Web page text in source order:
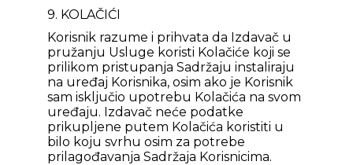
9. KOLAČIĆI
Korisnik razume i prihvata da Izdavač u
pružanju Usluge koristi Kolačiće koji se
prilikom pristupanja Sadržaju instaliraju
na uređaj Korisnika, osim ako je Korisnik
sam isključio upotrebu Kolačića na svom
uređaju. Izdavač neće podatke
prikupljene putem Kolačića koristiti u
bilo koju svrhu osim za potrebe
prilagođavanja Sadržaja Korisnicima.